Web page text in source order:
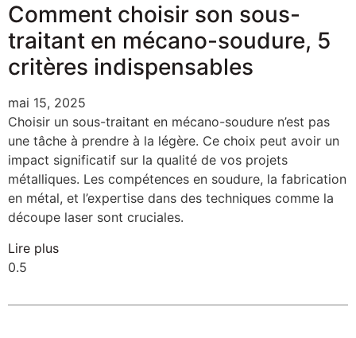
Comment choisir son sous-
traitant en mécano-soudure, 5
critères indispensables
mai 15, 2025
Choisir un sous-traitant en mécano-soudure n’est pas
une tâche à prendre à la légère. Ce choix peut avoir un
impact significatif sur la qualité de vos projets
métalliques. Les compétences en soudure, la fabrication
en métal, et l’expertise dans des techniques comme la
découpe laser sont cruciales.
Lire plus